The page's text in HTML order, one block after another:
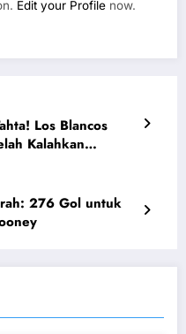
Edit your Profile now.
Los Blancos
Kalahkan
276 Gol untuk